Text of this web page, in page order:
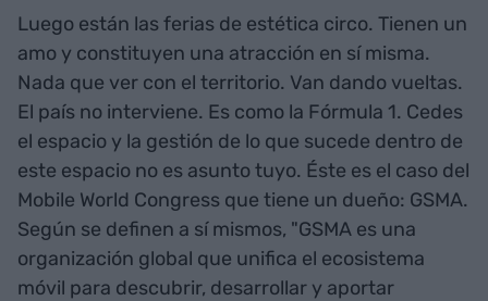
Luego están las ferias de estética circo. Tienen un
amo y constituyen una atracción en sí misma.
Nada que ver con el territorio. Van dando vueltas.
El país no interviene. Es como la Fórmula 1. Cedes
el espacio y la gestión de lo que sucede dentro de
este espacio no es asunto tuyo. Éste es el caso del
Mobile World Congress que tiene un dueño: GSMA.
Según se definen a sí mismos, "GSMA es una
organización global que unifica el ecosistema
móvil para descubrir, desarrollar y aportar